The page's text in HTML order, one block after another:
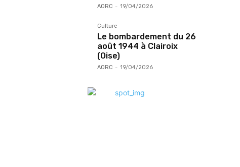
AORC - 19/04/2026
Culture
Le bombardement du 26
août 1944 à Clairoix
(Oise)
AORC - 19/04/2026